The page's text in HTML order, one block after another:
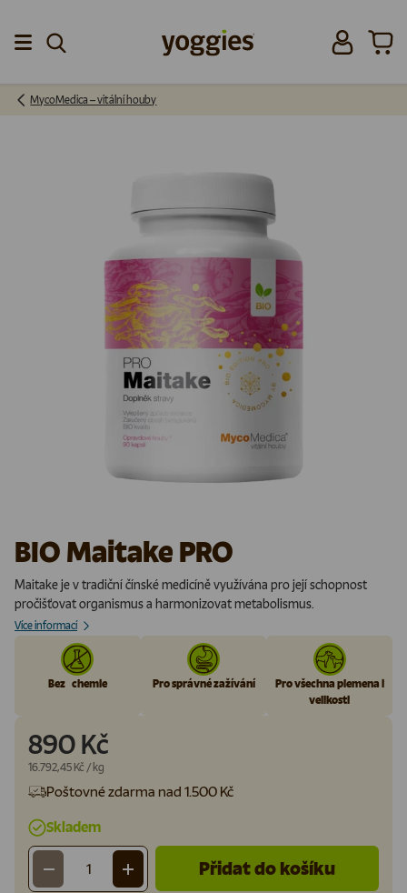
Přeskočit na obsah
Přihlásit se
MycoMedica – vitální houby
BIO Maitake PRO
Maitake je v tradiční čínské medicíně využívána pro její schopnost
pročišťovat organismus a harmonizovat metabolismus.
Více informací
Bez chemie Pro správné zažívání
Pro všechna plemena i
velikosti
890 Kč
Cena za jednotku
16.792,45 Kč / kg
Poštovné zdarma nad 1.500 Kč
Skladem
Množství
- + Přidat do košíku